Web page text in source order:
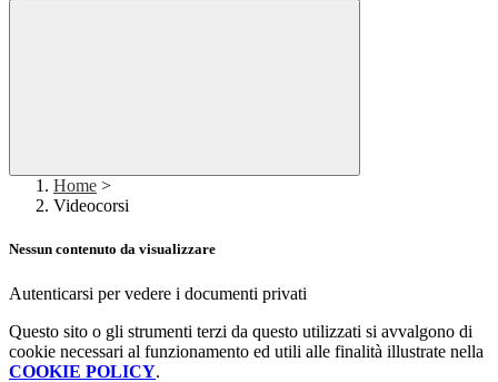
Home >
Videocorsi
Nessun contenuto da visualizzare
Autenticarsi per vedere i documenti privati
Questo sito o gli strumenti terzi da questo utilizzati si avvalgono di
cookie necessari al funzionamento ed utili alle finalità illustrate nella
COOKIE POLICY.